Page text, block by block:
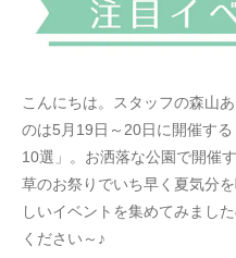
こんにちは。スタッフの森山
のは5月19日～20日に開催す
10選」。お洒落な公園で開催
草のお祭りでいち早く夏気分
しいイベントを集めてみまし
ください～♪